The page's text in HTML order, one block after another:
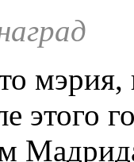
мэрия,
этого